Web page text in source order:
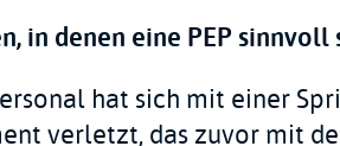
in denen eine PEP sinnvoll
hat sich mit einer
verletzt, das zuvor mit